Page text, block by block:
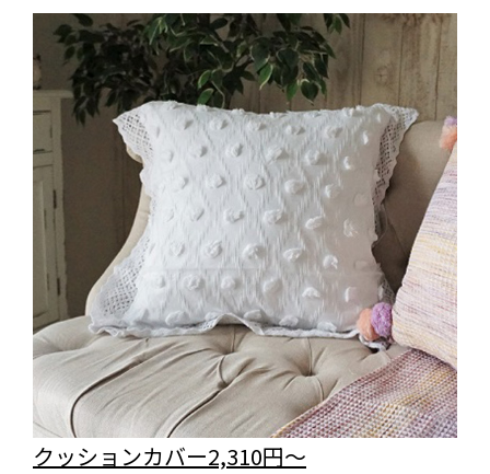
クッションカバー2,310円～